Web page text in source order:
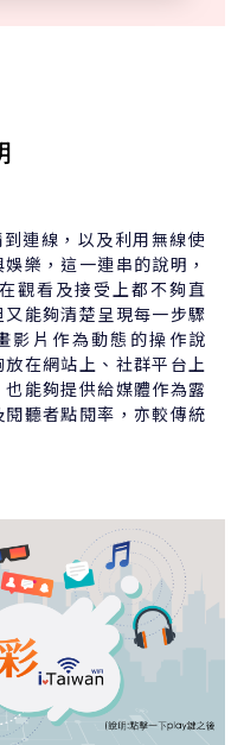
連線，以及利用無線使
樂，這一連串的說明，
觀看及接受上都不夠直
能夠清楚呈現每一步驟
片作為動態的操作說
在網站上、社群平台上
能夠提供給媒體作為露
聽者點閱率，亦較傳統